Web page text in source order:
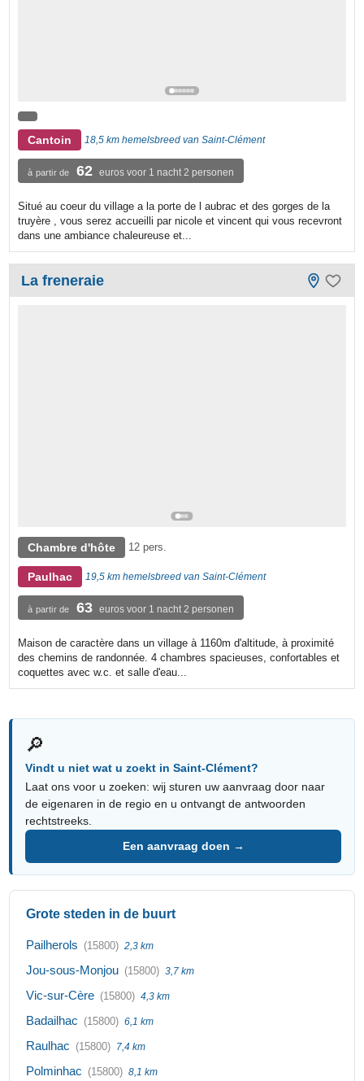
Cantoin 18,5 km hemelsbreed van Saint-Clément
à partir de 62 euros voor 1 nacht 2 personen
Situé au coeur du village a la porte de l aubrac et des gorges de la
truyère , vous serez accueilli par nicole et vincent qui vous recevront
dans une ambiance chaleureuse et...
La freneraie
Chambre d'hôte 12 pers.
Paulhac 19,5 km hemelsbreed van Saint-Clément
à partir de 63 euros voor 1 nacht 2 personen
Maison de caractère dans un village à 1160m d'altitude, à proximité
des chemins de randonnée. 4 chambres spacieuses, confortables et
coquettes avec w.c. et salle d'eau...
🔎
Vindt u niet wat u zoekt in Saint-Clément?
Laat ons voor u zoeken: wij sturen uw aanvraag door naar
de eigenaren in de regio en u ontvangt de antwoorden
rechtstreeks.
Een aanvraag doen →
Grote steden in de buurt
Pailherols (15800) 2,3 km
Jou-sous-Monjou (15800) 3,7 km
Vic-sur-Cère (15800) 4,3 km
Badailhac (15800) 6,1 km
Raulhac (15800) 7,4 km
Polminhac (15800) 8,1 km